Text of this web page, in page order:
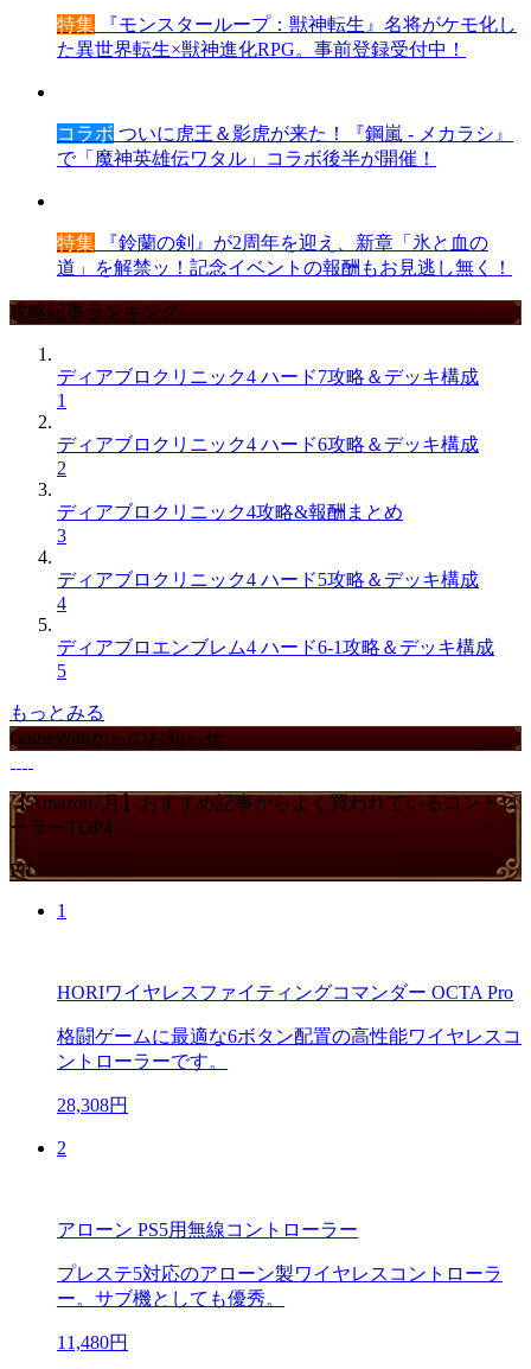
特集 『モンスターループ：獣神転生』名将がケモ化し
た異世界転生×獣神進化RPG。事前登録受付中！
コラボ ついに虎王＆影虎が来た！『鋼嵐 - メカラシ』
で「魔神英雄伝ワタル」コラボ後半が開催！
特集 『鈴蘭の剣』が2周年を迎え、新章「氷と血の
道」を解禁ッ！記念イベントの報酬もお見逃し無く！
攻略記事ランキング
ディアブロクリニック4 ハード7攻略＆デッキ構成
1
ディアブロクリニック4 ハード6攻略＆デッキ構成
2
ディアブロクリニック4攻略&報酬まとめ
3
ディアブロクリニック4 ハード5攻略＆デッキ構成
4
ディアブロエンブレム4 ハード6-1攻略＆デッキ構成
5
もっとみる
GameWithからのお知らせ
【Amazon7月】おすすめ記事からよく買われているコントロ
ーラーTOP4
PR
1
HORIワイヤレスファイティングコマンダー OCTA Pro
格闘ゲームに最適な6ボタン配置の高性能ワイヤレスコ
ントローラーです。
28,308円
2
アローン PS5用無線コントローラー
プレステ5対応のアローン製ワイヤレスコントローラ
ー。サブ機としても優秀。
11,480円